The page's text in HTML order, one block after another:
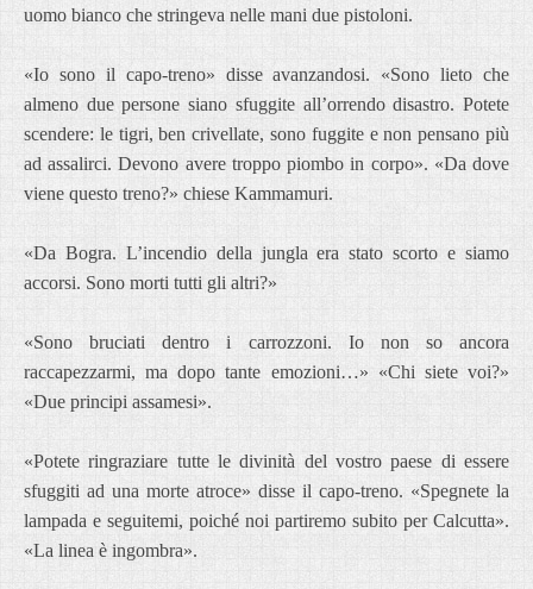
uomo bianco che stringeva nelle mani due pistoloni.
«Io sono il capo-treno» disse avanzandosi. «Sono lieto che
almeno due persone siano sfuggite all’orrendo disastro. Potete
scendere: le tigri, ben crivellate, sono fuggite e non pensano più
ad assalirci. Devono avere troppo piombo in corpo». «Da dove
viene questo treno?» chiese Kammamuri.
«Da Bogra. L’incendio della jungla era stato scorto e siamo
accorsi. Sono morti tutti gli altri?»
«Sono bruciati dentro i carrozzoni. Io non so ancora
raccapezzarmi, ma dopo tante emozioni…» «Chi siete voi?»
«Due principi assamesi».
«Potete ringraziare tutte le divinità del vostro paese di essere
sfuggiti ad una morte atroce» disse il capo-treno. «Spegnete la
lampada e seguitemi, poiché noi partiremo subito per Calcutta».
«La linea è ingombra».